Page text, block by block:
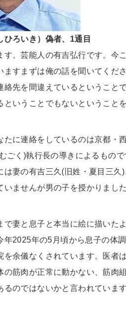
ひろいき）偽者、1通目
す。芸能人の有吉弘行です。今
ますまずは俺の話を聞いてくだ
絡先を間違えているということ
ということでもないということ
たに連絡をしているのは京都・
ごく)執行長の導きによるもの
は妻の有吉三久(旧姓・夏目三久
ませんが男の子を授かりました
で妻と息子と本当に絵に描いた
年2025年の5月頃から息子の体
を余儀なくされています。医者
の筋肉が正常に動かない、筋肉
るのではないかと言われていま